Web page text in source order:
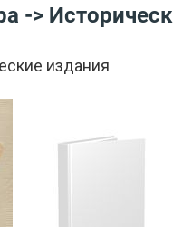
->
издания